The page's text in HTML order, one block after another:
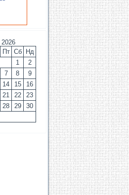
Пт Сб
Нд
1
2
7 8
9
14 15
16
21 22
23
28 29
30